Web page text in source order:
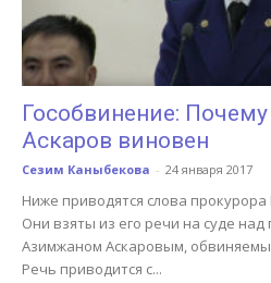
Гособвинение:
Аскаров виновен
Сезим Каныбекова - 24 января 2017
Ниже приводятся слова
Они взяты из его речи на суде
Азимжаном Аскаровым,
Речь приводится с...